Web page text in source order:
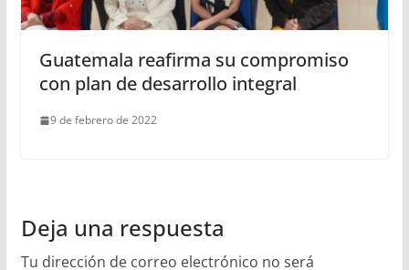
Guatemala reafirma su compromiso
con plan de desarrollo integral
9 de febrero de 2022
Deja una respuesta
Tu dirección de correo electrónico no será